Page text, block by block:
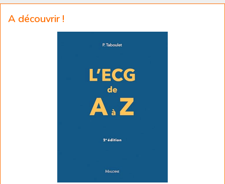
A découvrir !